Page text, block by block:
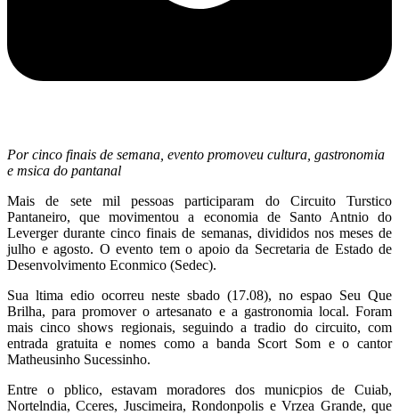
Por cinco finais de semana, evento promoveu cultura, gastronomia
e msica do pantanal
Mais de sete mil pessoas participaram do Circuito Turstico
Pantaneiro, que movimentou a economia de Santo Antnio do
Leverger durante cinco finais de semanas, divididos nos meses de
julho e agosto. O evento tem o apoio da Secretaria de Estado de
Desenvolvimento Econmico (Sedec).
Sua ltima edio ocorreu neste sbado (17.08), no espao Seu Que
Brilha, para promover o artesanato e a gastronomia local. Foram
mais cinco shows regionais, seguindo a tradio do circuito, com
entrada gratuita e nomes como a banda Scort Som e o cantor
Matheusinho Sucessinho.
Entre o pblico, estavam moradores dos municpios de Cuiab,
Nortelndia, Cceres, Juscimeira, Rondonpolis e Vrzea Grande, que